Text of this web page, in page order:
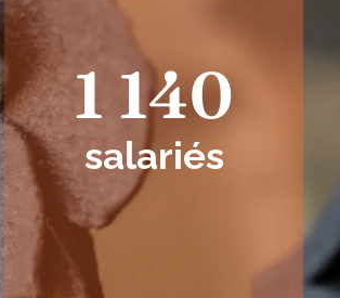
1 140
salariés